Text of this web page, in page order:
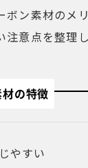
ボン素材のメ
意点を整理し
の特徴
やすい